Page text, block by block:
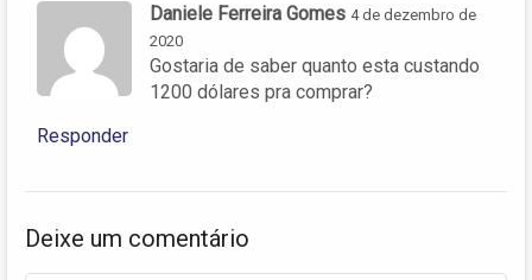
Daniele Ferreira Gomes 4 de dezembro de
2020
Gostaria de saber quanto esta custando
1200 dólares pra comprar?
Responder
Deixe um comentário